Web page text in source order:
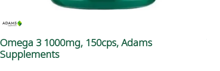
Omega 3 1000mg, 150cps, Adams
Supplements